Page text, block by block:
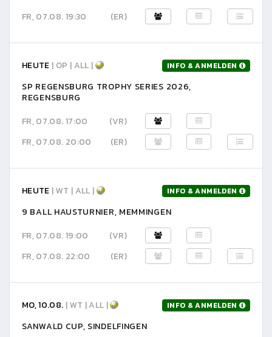
FR, 07.08. 19:30
(ER)
HEUTE | OP | ALL | INFO & ANMELDEN
SP REGENSBURG TROPHY SERIES 2026,
REGENSBURG
FR, 07.08. 17:00
(VR)
FR, 07.08. 20:00
(ER)
HEUTE | WT | ALL | INFO & ANMELDEN
9 BALL HAUSTURNIER, MEMMINGEN
FR, 07.08. 19:00
(VR)
FR, 07.08. 22:00
(ER)
MO, 10.08. | WT | ALL | INFO & ANMELDEN
SANWALD CUP, SINDELFINGEN